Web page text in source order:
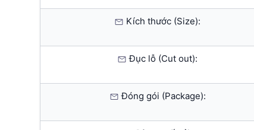
Kích thước (Size):
Đục lỗ (Cut out):
Đóng gói (Package):